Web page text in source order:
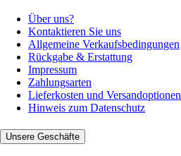
Über uns?
Kontaktieren Sie uns
Allgemeine Verkaufsbedingungen
Rückgabe & Erstattung
Impressum
Zahlungsarten
Lieferkosten und Versandoptionen
Hinweis zum Datenschutz
Unsere Geschäfte